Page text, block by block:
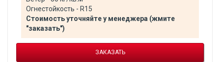
Огнестойкость - R15
Стоимость уточняйте у менеджера (жмите
"заказать")
ЗАКАЗАТЬ